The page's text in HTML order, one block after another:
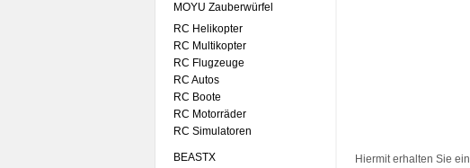
MOYU Zauberwürfel
RC Helikopter
RC Multikopter
RC Flugzeuge
RC Autos
RC Boote
RC Motorräder
RC Simulatoren
BEASTX
Hiermit erhalten Sie